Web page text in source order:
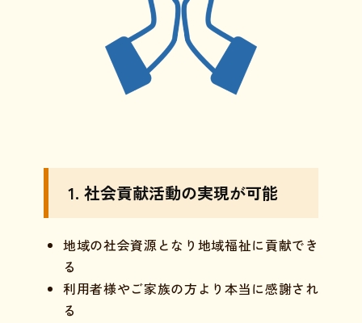
1. 社会貢献活動の実現が可能
地域の社会資源となり地域福祉に貢献でき
る
利用者様やご家族の方より本当に感謝され
る